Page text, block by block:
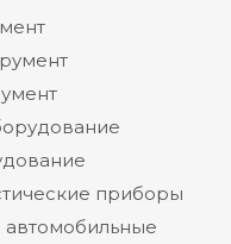
приборы